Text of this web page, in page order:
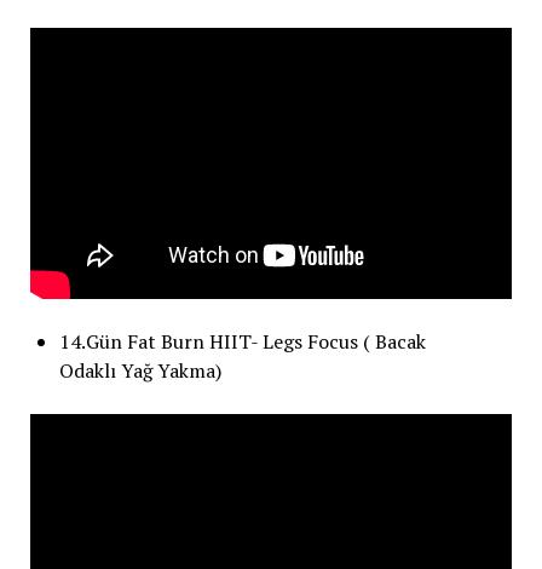
14.Gün Fat Burn HIIT- Legs Focus ( Bacak
Odaklı Yağ Yakma)